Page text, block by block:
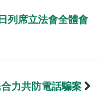
列席立法會全體會
力共防電話騙案